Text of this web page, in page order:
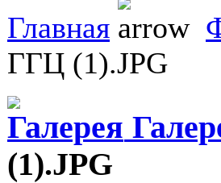
Главная
ГГЦ (1).JPG
(1).JPG